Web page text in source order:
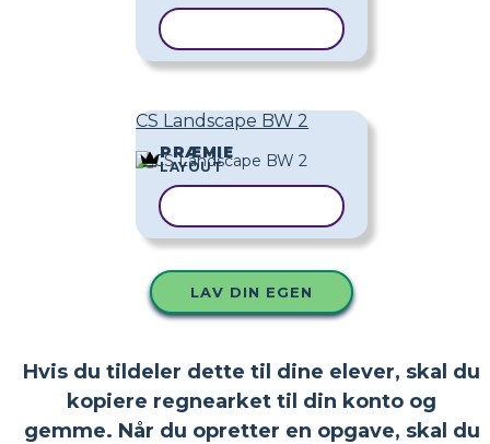
CS Landscape BW 2
PRÆMIE
LAYOUT
LAV DIN EGEN
Hvis du tildeler dette til dine elever, skal du
kopiere regnearket til din konto og
gemme. Når du opretter en opgave, skal du